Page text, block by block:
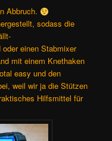
Abbruch.
sodass die
einen Stabmixer
mit einem Knethaken
easy und den
weil wir ja die Stützen
Hilfsmittel für